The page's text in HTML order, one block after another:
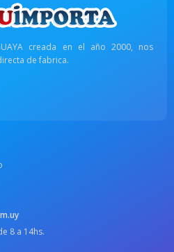
creada en el año 2000, nos
de fabrica.
8 a 14hs.